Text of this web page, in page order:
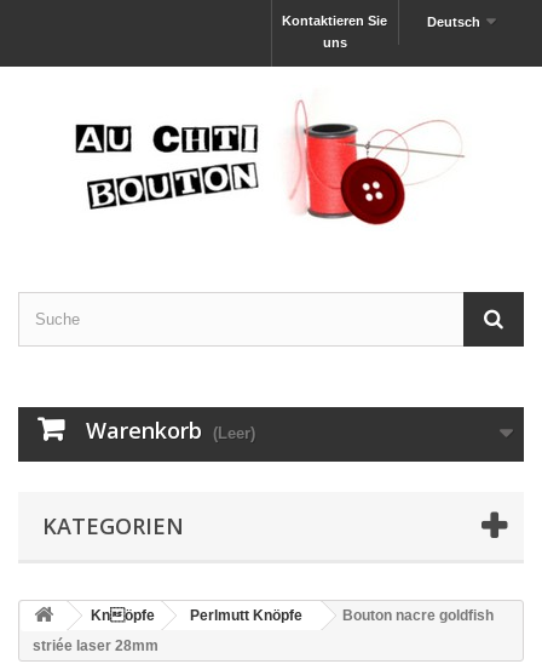
Deutsch
Kontaktieren Sie
uns
Warenkorb (Leer)
KATEGORIEN
Knöpfe Perlmutt Knöpfe
Bouton nacre goldfish
striée laser 28mm